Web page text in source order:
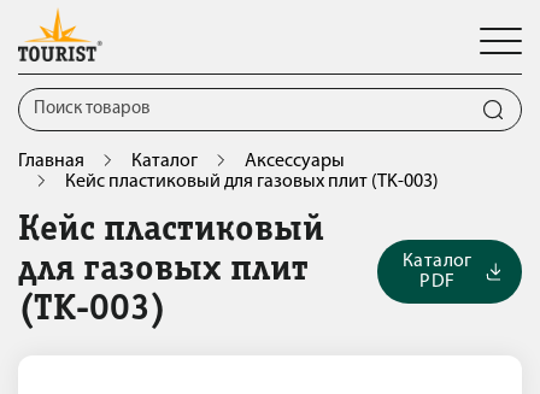
Главная Каталог
Аксессуары
Кейс пластиковый для газовых плит (TK-003)
Кейс пластиковый
для газовых плит
(TK-003)
Каталог
PDF